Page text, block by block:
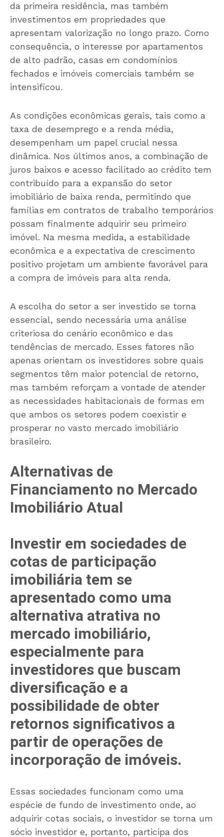
da primeira residência, mas também
investimentos em propriedades que
apresentam valorização no longo prazo. Como
consequência, o interesse por apartamentos
de alto padrão, casas em condomínios
fechados e imóveis comerciais também se
intensificou.
As condições econômicas gerais, tais como a
taxa de desemprego e a renda média,
desempenham um papel crucial nessa
dinâmica. Nos últimos anos, a combinação de
juros baixos e acesso facilitado ao crédito tem
contribuído para a expansão do setor
imobiliário de baixa renda, permitindo que
famílias em contratos de trabalho temporários
possam finalmente adquirir seu primeiro
imóvel. Na mesma medida, a estabilidade
econômica e a expectativa de crescimento
positivo projetam um ambiente favorável para
a compra de imóveis para alta renda.
A escolha do setor a ser investido se torna
essencial, sendo necessária uma análise
criteriosa do cenário econômico e das
tendências de mercado. Esses fatores não
apenas orientam os investidores sobre quais
segmentos têm maior potencial de retorno,
mas também reforçam a vontade de atender
as necessidades habitacionais de formas em
que ambos os setores podem coexistir e
prosperar no vasto mercado imobiliário
brasileiro.
Alternativas de
Financiamento no Mercado
Imobiliário Atual
Investir em sociedades de
cotas de participação
imobiliária tem se
apresentado como uma
alternativa atrativa no
mercado imobiliário,
especialmente para
investidores que buscam
diversificação e a
possibilidade de obter
retornos significativos a
partir de operações de
incorporação de imóveis.
Essas sociedades funcionam como uma
espécie de fundo de investimento onde, ao
adquirir cotas sociais, o investidor se torna um
sócio investidor e, portanto, participa dos